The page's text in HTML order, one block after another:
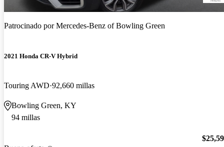
Patrocinado porMercedes-Benz of Bowling Green
2021 Honda CR-V Hybrid
Touring AWD 92,660 millas
Bowling Green, KY
94 millas